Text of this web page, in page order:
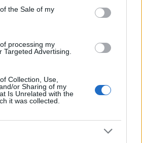
the Sale of my
processing my
Targeted Advertising.
Collection, Use,
or Sharing of my
Is Unrelated with the
it was collected.
estremamente inferiore. E
milionari
speranza di cambiare vita
questa tabella sono riassunte
per ciascun tipo di Gratta e
sul mercato. Se sei un
e della sorte leggi anche: